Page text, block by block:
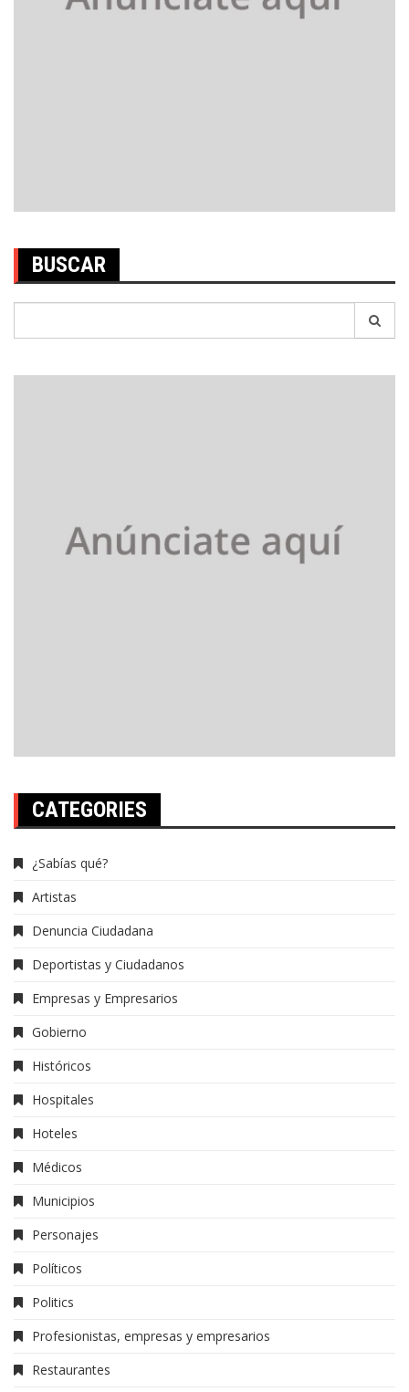
BUSCAR
CATEGORIES
¿Sabías qué?
Artistas
Denuncia Ciudadana
Deportistas y Ciudadanos
Empresas y Empresarios
Gobierno
Históricos
Hospitales
Hoteles
Médicos
Municipios
Personajes
Políticos
Politics
Profesionistas, empresas y empresarios
Restaurantes